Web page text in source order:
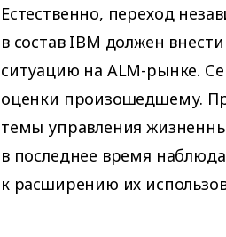
Естественно, переход
в состав IBM должен
ситуацию на ALM-рынке.
оценки произошедшему.
темы управления
в последнее время
к расширению их